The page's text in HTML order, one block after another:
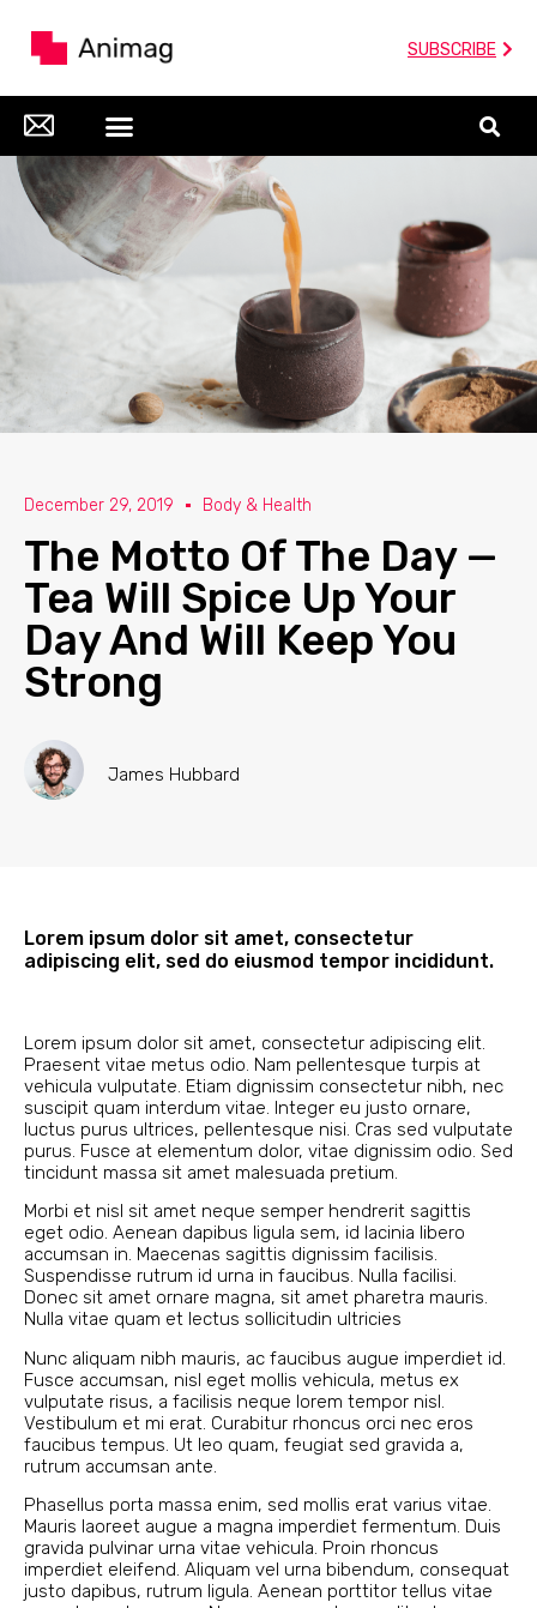
SUBSCRIBE
December 29, 2019 Body & Health
The Motto Of The Day —
Tea Will Spice Up Your
Day And Will Keep You
Strong
James Hubbard
Lorem ipsum dolor sit amet, consectetur
adipiscing elit, sed do eiusmod tempor incididunt.
Lorem ipsum dolor sit amet, consectetur adipiscing elit.
Praesent vitae metus odio. Nam pellentesque turpis at
vehicula vulputate. Etiam dignissim consectetur nibh, nec
suscipit quam interdum vitae. Integer eu justo ornare,
luctus purus ultrices, pellentesque nisi. Cras sed vulputate
purus. Fusce at elementum dolor, vitae dignissim odio. Sed
tincidunt massa sit amet malesuada pretium.
Morbi et nisl sit amet neque semper hendrerit sagittis
eget odio. Aenean dapibus ligula sem, id lacinia libero
accumsan in. Maecenas sagittis dignissim facilisis.
Suspendisse rutrum id urna in faucibus. Nulla facilisi.
Donec sit amet ornare magna, sit amet pharetra mauris.
Nulla vitae quam et lectus sollicitudin ultricies
Nunc aliquam nibh mauris, ac faucibus augue imperdiet id.
Fusce accumsan, nisl eget mollis vehicula, metus ex
vulputate risus, a facilisis neque lorem tempor nisl.
Vestibulum et mi erat. Curabitur rhoncus orci nec eros
faucibus tempus. Ut leo quam, feugiat sed gravida a,
rutrum accumsan ante.
Phasellus porta massa enim, sed mollis erat varius vitae.
Mauris laoreet augue a magna imperdiet fermentum. Duis
gravida pulvinar urna vitae vehicula. Proin rhoncus
imperdiet eleifend. Aliquam vel urna bibendum, consequat
justo dapibus, rutrum ligula. Aenean porttitor tellus vitae